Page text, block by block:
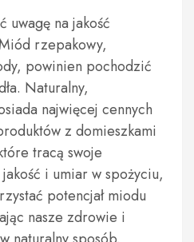
uwagę na jakość
rzepakowy,
powinien pochodzić
Naturalny,
najwięcej cennych
z domieszkami
tracą swoje
i umiar w spożyciu,
potencjał miodu
nasze zdrowie i